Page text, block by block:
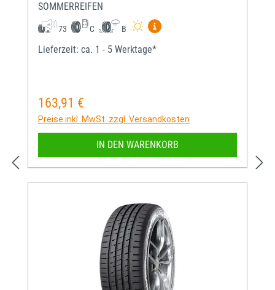
SOMMERREIFEN
73 C B
Mehr Informationen zum
Lieferzeit: ca. 1 - 5 Werktage*
Regulärer Preis:
163,91 €
Preise inkl. MwSt. zzgl. Versandkosten
IN DEN WARENKORB